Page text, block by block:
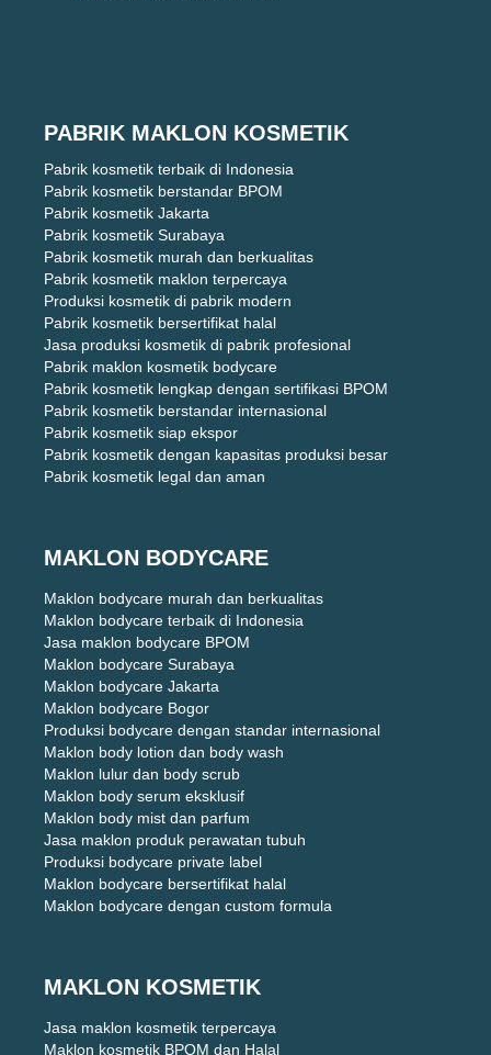
PABRIK MAKLON KOSMETIK
Pabrik kosmetik terbaik di Indonesia
Pabrik kosmetik berstandar BPOM
Pabrik kosmetik Jakarta
Pabrik kosmetik Surabaya
Pabrik kosmetik murah dan berkualitas
Pabrik kosmetik maklon terpercaya
Produksi kosmetik di pabrik modern
Pabrik kosmetik bersertifikat halal
Jasa produksi kosmetik di pabrik profesional
Pabrik maklon kosmetik bodycare
Pabrik kosmetik lengkap dengan sertifikasi BPOM
Pabrik kosmetik berstandar internasional
Pabrik kosmetik siap ekspor
Pabrik kosmetik dengan kapasitas produksi besar
Pabrik kosmetik legal dan aman
MAKLON BODYCARE
Maklon bodycare murah dan berkualitas
Maklon bodycare terbaik di Indonesia
Jasa maklon bodycare BPOM
Maklon bodycare Surabaya
Maklon bodycare Jakarta
Maklon bodycare Bogor
Produksi bodycare dengan standar internasional
Maklon body lotion dan body wash
Maklon lulur dan body scrub
Maklon body serum eksklusif
Maklon body mist dan parfum
Jasa maklon produk perawatan tubuh
Produksi bodycare private label
Maklon bodycare bersertifikat halal
Maklon bodycare dengan custom formula
MAKLON KOSMETIK
Jasa maklon kosmetik terpercaya
Maklon kosmetik BPOM dan Halal